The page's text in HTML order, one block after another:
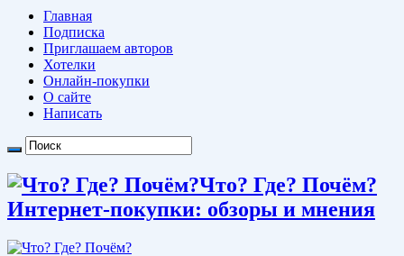
Главная
Подписка
Приглашаем авторов
Хотелки
Онлайн-покупки
О сайте
Написать
Что? Где? Почём?
Интернет-покупки: обзоры и мнения